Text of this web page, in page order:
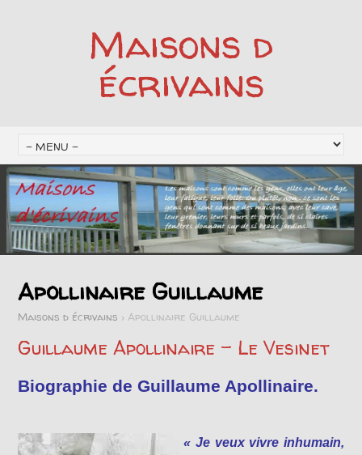
Maisons d
écrivains
Apollinaire Guillaume
Maisons d écrivains >Apollinaire Guillaume
Guillaume Apollinaire – Le Vesinet
Biographie de Guillaume Apollinaire.
« Je veux vivre inhumain,